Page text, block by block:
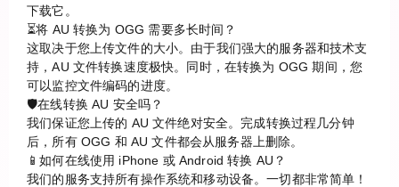
下载它。
⏳将 AU 转换为 OGG 需要多长时间？
这取决于您上传文件的大小。由于我们强大的服务器和技术支
持，AU 文件转换速度极快。同时，在转换为 OGG 期间，您
可以监控文件编码的进度。
🛡️在线转换 AU 安全吗？
我们保证您上传的 AU 文件绝对安全。完成转换过程几分钟
后，所有 OGG 和 AU 文件都会从服务器上删除。
📱如何在线使用 iPhone 或 Android 转换 AU？
我们的服务支持所有操作系统和移动设备。一切都非常简单！